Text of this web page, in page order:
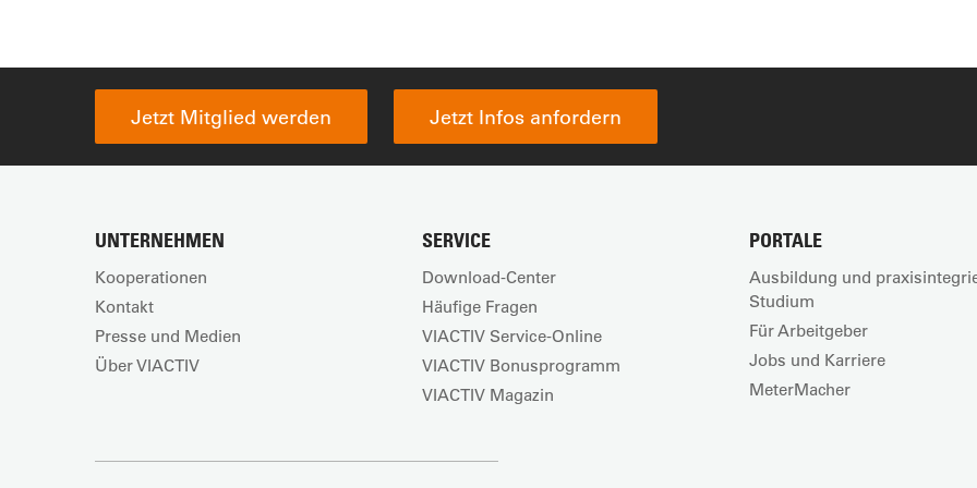
Jetzt Mitglied werden Jetzt Infos anfordern
UNTERNEHMEN
Kooperationen
Kontakt
Presse und Medien
Über VIACTIV
SERVICE
Download-Center
Häufige Fragen
VIACTIV Service-Online
VIACTIV Bonusprogramm
VIACTIV Magazin
PORTALE
Ausbildung und
Studium
Für Arbeitgeber
Jobs und Karriere
MeterMacher